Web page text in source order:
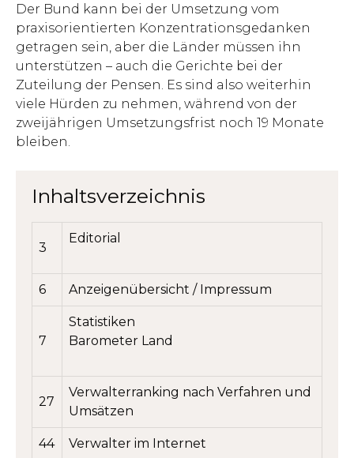
Der Bund kann bei der Umsetzung vom
praxisorientierten Konzentrationsgedanken
getragen sein, aber die Länder müssen ihn
unterstützen – auch die Gerichte bei der
Zuteilung der Pensen. Es sind also weiterhin
viele Hürden zu nehmen, während von der
zweijährigen Umsetzungsfrist noch ­19 Monate
bleiben.
Inhaltsverzeichnis
3
Editorial
6 Anzeigenübersicht / Impressum
7
Statistiken
Barometer Land
27
Verwalterranking nach Verfahren und
Umsätzen
44 Verwalter im Internet